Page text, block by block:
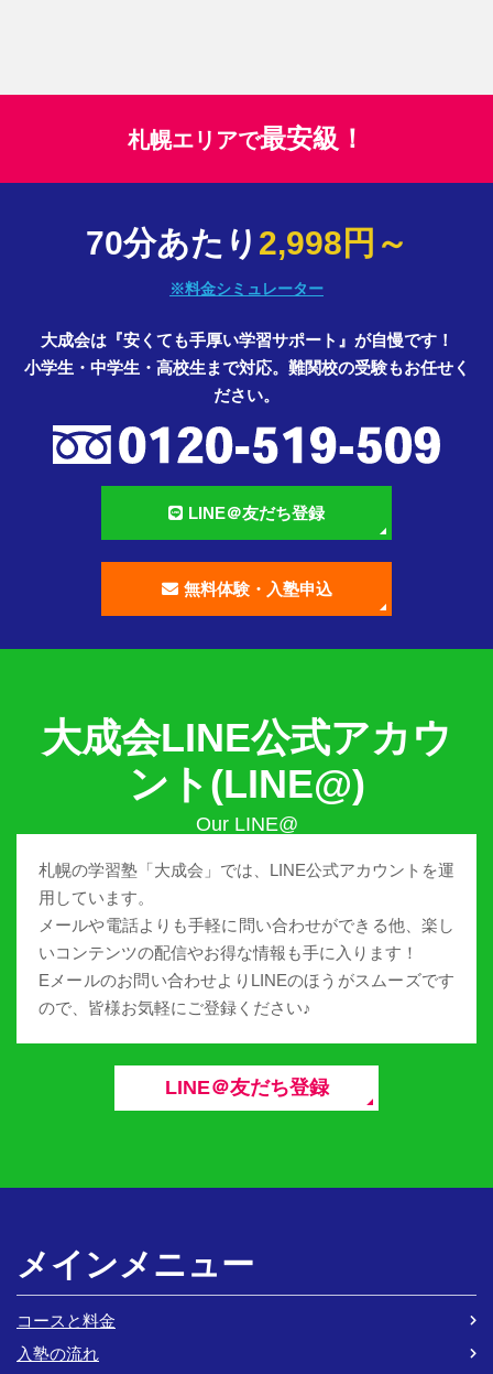
札幌エリアで最安級！
70分あたり 2,998円～
※料金シミュレーター
大成会は『安くても手厚い学習サポート』が自慢です！
小学生・中学生・高校生まで対応。難関校の受験もお任せく
ださい。
LINE＠友だち登録
無料体験・入塾申込
大成会LINE公式アカウ
ント(LINE@)
札幌の学習塾「大成会」では、LINE公式アカウントを運
用しています。
メールや電話よりも手軽に問い合わせができる他、楽し
いコンテンツの配信やお得な情報も手に入ります！
Eメールのお問い合わせよりLINEのほうがスムーズです
ので、皆様お気軽にご登録ください♪
LINE＠友だち登録
メインメニュー
コースと料金
入塾の流れ